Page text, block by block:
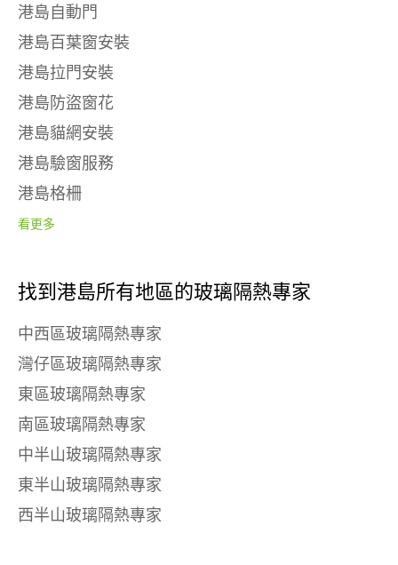
港島自動門
港島百葉窗安裝
港島拉門安裝
港島防盜窗花
港島貓網安裝
港島驗窗服務
港島格柵
看更多
找到港島所有地區的玻璃隔熱專家
中西區玻璃隔熱專家
灣仔區玻璃隔熱專家
東區玻璃隔熱專家
南區玻璃隔熱專家
中半山玻璃隔熱專家
東半山玻璃隔熱專家
西半山玻璃隔熱專家